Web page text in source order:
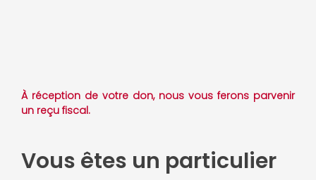
À réception de votre don, nous vous ferons parvenir
un reçu fiscal.
Vous êtes un particulier